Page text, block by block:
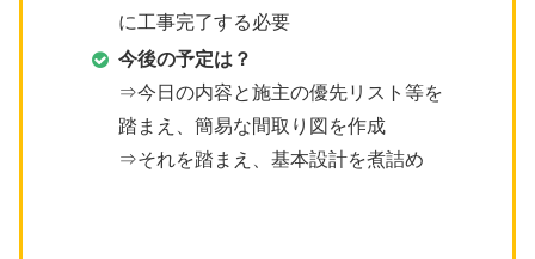
に工事完了する必要
今後の予定は？
⇒今日の内容と施主の優先リスト等を
踏まえ、簡易な間取り図を作成
⇒それを踏まえ、基本設計を煮詰め